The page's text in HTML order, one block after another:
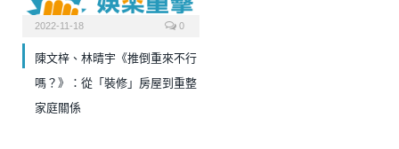
2022-11-18 0
陳文梓、林晴宇《推倒重來不行
嗎？》：從「裝修」房屋到重整
家庭關係